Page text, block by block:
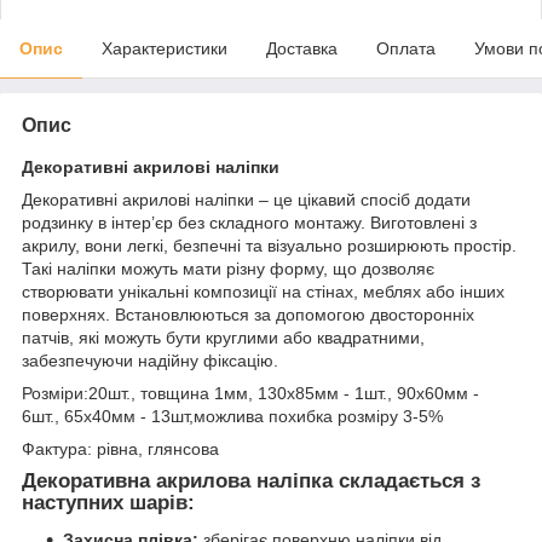
Опис Характеристики Доставка Оплата Умови
Опис
Декоративні акрилові наліпки
Декоративні акрилові наліпки – це цікавий спосіб додати
родзинку в інтер’єр без складного монтажу. Виготовлені з
акрилу, вони легкі, безпечні та візуально розширюють простір.
Такі наліпки можуть мати різну форму, що дозволяє
створювати унікальні композиції на стінах, меблях або інших
поверхнях. Встановлюються за допомогою двосторонніх
патчів, які можуть бути круглими або квадратними,
забезпечуючи надійну фіксацію.
Розміри:20шт., товщина 1мм, 130х85мм - 1шт., 90х60мм -
6шт., 65х40мм - 13шт,можлива похибка розміру 3-5%
Фактура: рівна, глянсова
Декоративна акрилова наліпка складається з
наступних шарів: